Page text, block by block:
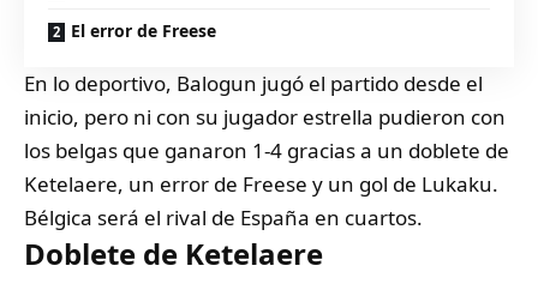
El error de Freese
En lo deportivo, Balogun jugó el partido desde el
inicio, pero ni con su jugador estrella pudieron con
los belgas que ganaron 1-4 gracias a un doblete de
Ketelaere, un error de Freese y un gol de Lukaku.
Bélgica será el rival de España en cuartos.
Doblete de Ketelaere